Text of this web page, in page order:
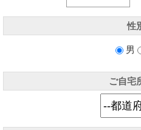
性
男
ご自宅